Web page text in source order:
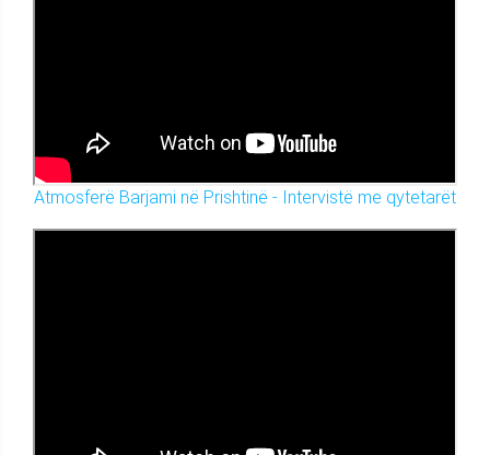
Atmosferë Barjami në Prishtinë - Intervistë me qytetarët